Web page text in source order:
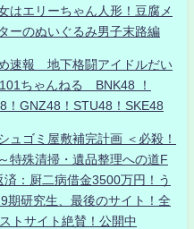
エリーちゃん人形！豆腐メ
ーのぬいぐるみ男子末路編
速報 地下格闘アイドルだい
ちゃんねる BNK48 ！
！GNZ48！STU48！SKE48
ュゴミ屋敷補完計画 ＜必殺！
特殊清掃・遺品整理への道F
：厨二病借金3500万円！う
期研究生、最後のサイト！全
トサイト絶賛！公開中